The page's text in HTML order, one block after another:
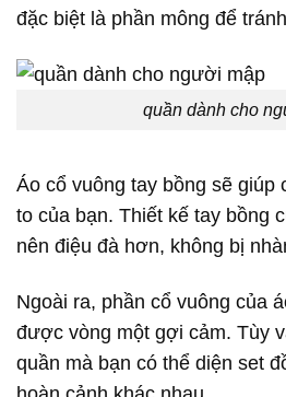
đặc biệt là phần mông để
quần dành cho
Áo cổ vuông tay bồng sẽ giúp
to của bạn. Thiết kế tay bồng
nên điệu đà hơn, không bị
Ngoài ra, phần cổ vuông của
được vòng một gợi cảm. Tùy
quần mà bạn có thể diện set